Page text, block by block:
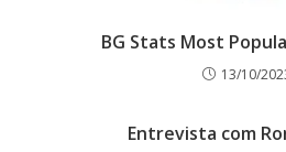
BG Stats Most
13/10/
Entrevista com